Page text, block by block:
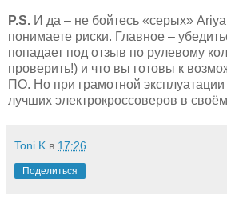
P.S. И да – не бойтесь «серых»
понимаете риски. Главное –
попадает под отзыв по рулевому
проверить!) и что вы готовы к
ПО. Но при грамотной эксплуатации
лучших электрокроссоверов в
Toni K в 17:26
Поделиться